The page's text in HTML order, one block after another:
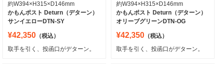
約W394×H315×D146mm
かもんポスト Deturn（デターン）
サンイエローDTN-SY
¥42,350 （税込）
取手を引く、投函口がデターン。
約W394×H315×D146mm
かもんポスト Deturn（デターン）
オリーブグリーンDTN-OG
¥42,350 （税込）
取手を引く、投函口がデターン。